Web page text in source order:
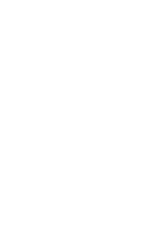
des
Aussenwände
gemeinsam